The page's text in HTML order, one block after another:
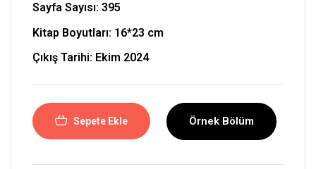
Sayfa Sayısı: 395
Kitap Boyutları: 16*23 cm
Çıkış Tarihi: Ekim 2024
Sepete Ekle Örnek Bölüm